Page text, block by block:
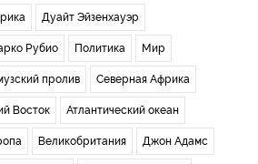
Дуайт Эйзенхауэр
Рубио Политика Мир
пролив Северная Африка
Восток Атлантический океан
Великобритания Джон Адамс